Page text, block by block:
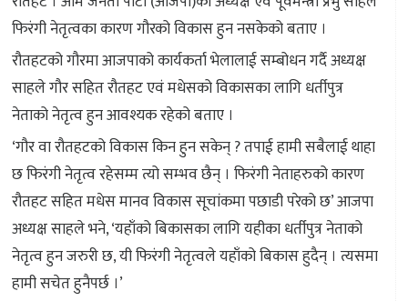
फिरंगी नेतृत्वका कारण गौरको विकास हुन नसकेको बताए ।
रौतहटको गौरमा आजपाको कार्यकर्ता भेलालाई सम्बोधन गर्दै अध्यक्ष
साहले गौर सहित रौतहट एवं मधेसको विकासका लागि धर्तीपुत्र
नेताको नेतृत्व हुन आवश्यक रहेको बताए ।
‘गौर वा रौतहटको विकास किन हुन सकेन् ? तपाई हामी सबैलाई थाहा
छ फिरंगी नेतृत्व रहेसम्म त्यो सम्भव छैन् । फिरंगी नेताहरुको कारण
रौतहट सहित मधेस मानव विकास सूचांकमा पछाडी परेको छ’ आजपा
अध्यक्ष साहले भने, ‘यहाँको बिकासका लागि यहीका धर्तीपुत्र नेताको
नेतृत्व हुन जरुरी छ, यी फिरंगी नेतृत्वले यहाँको बिकास हुदैन् । त्यसमा
हामी सचेत हुनैपर्छ ।’